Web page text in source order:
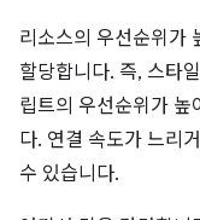
리소스의 우선순위가
할당합니다. 즉, 스타
립트의 우선순위가 높
다. 연결 속도가 느리
수 있습니다.